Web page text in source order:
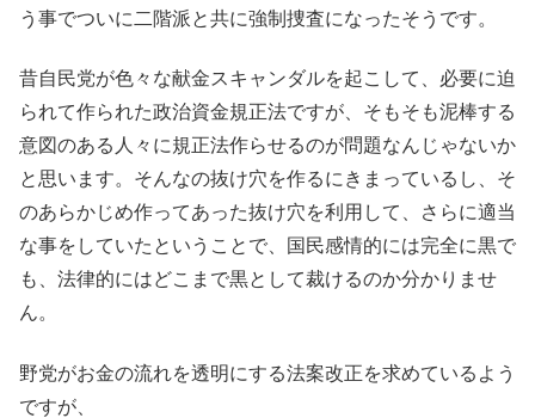
う事でついに二階派と共に強制捜査になったそうです。
昔自民党が色々な献金スキャンダルを起こして、必要に迫
られて作られた政治資金規正法ですが、そもそも泥棒する
意図のある人々に規正法作らせるのが問題なんじゃないか
と思います。そんなの抜け穴を作るにきまっているし、そ
のあらかじめ作ってあった抜け穴を利用して、さらに適当
な事をしていたということで、国民感情的には完全に黒で
も、法律的にはどこまで黒として裁けるのか分かりませ
ん。
野党がお金の流れを透明にする法案改正を求めているよう
ですが、